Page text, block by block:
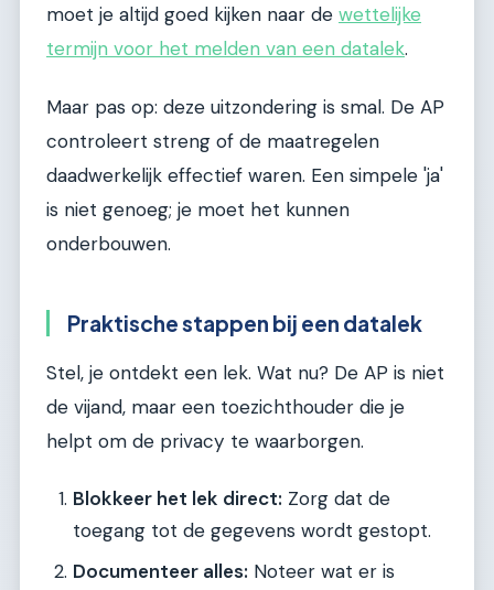
moet je altijd goed kijken naar de wettelijke
termijn voor het melden van een datalek.
Maar pas op: deze uitzondering is smal. De AP
controleert streng of de maatregelen
daadwerkelijk effectief waren. Een simpele 'ja'
is niet genoeg; je moet het kunnen
onderbouwen.
Praktische stappen bij een datalek
Stel, je ontdekt een lek. Wat nu? De AP is niet
de vijand, maar een toezichthouder die je
helpt om de privacy te waarborgen.
Blokkeer het lek direct: Zorg dat de
toegang tot de gegevens wordt gestopt.
Documenteer alles: Noteer wat er is